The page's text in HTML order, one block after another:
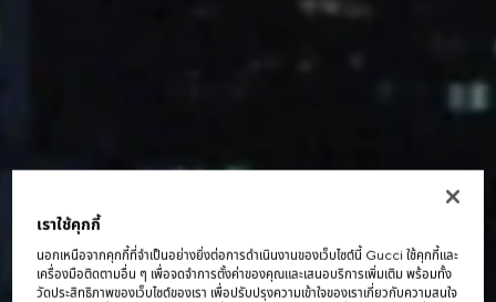
เราใช้คุกกี้
นอกเหนือจากคุกกี้ที่จำเป็นอย่างยิ่งต่อการดำเนินงานของเว็บไซต์นี้ Gucci ใช้คุกกี้และ
เครื่องมือติดตามอื่น ๆ เพื่อจดจำการตั้งค่าของคุณและเสนอบริการเพิ่มเติม พร้อมทั้ง
วัดประสิทธิภาพของเว็บไซต์ของเรา เพื่อปรับปรุงความเข้าใจของเราเกี่ยวกับความสนใจ